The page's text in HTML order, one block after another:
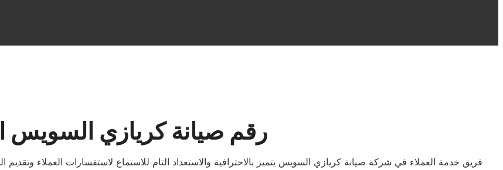
رقم صيانة كريازي السويس
فريق خدمة العملاء في شركة صيانة كريازي السويس يتميز بالاحترافية والاستعداد التام للاستماع لاستفسارات العملاء وتقديم